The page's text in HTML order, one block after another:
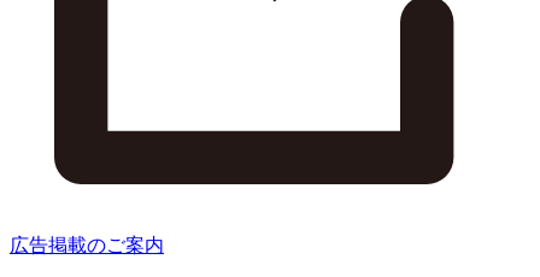
広告掲載のご案内